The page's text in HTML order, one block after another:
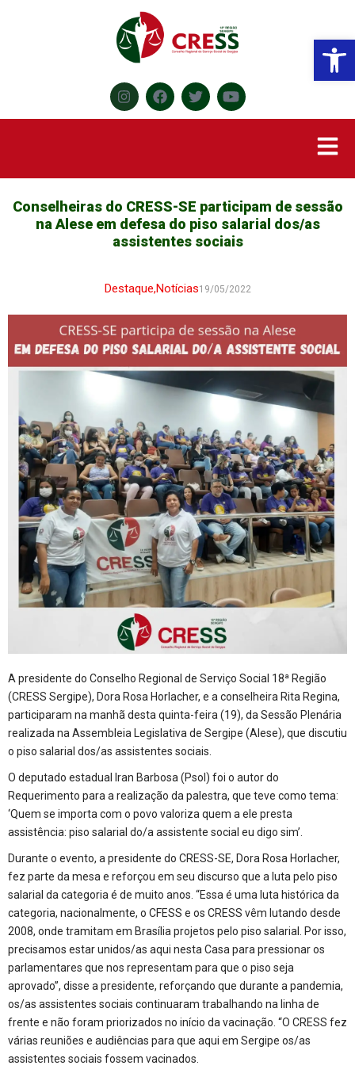
Conselheiras do CRESS-SE participam de sessão
na Alese em defesa do piso salarial dos/as
assistentes sociais
Destaque,Notícias19/05/2022
A presidente do Conselho Regional de Serviço Social 18ª Região
(CRESS Sergipe), Dora Rosa Horlacher, e a conselheira Rita Regina,
participaram na manhã desta quinta-feira (19), da Sessão Plenária
realizada na Assembleia Legislativa de Sergipe (Alese), que discutiu
o piso salarial dos/as assistentes sociais.
O deputado estadual Iran Barbosa (Psol) foi o autor do
Requerimento para a realização da palestra, que teve como tema:
‘Quem se importa com o povo valoriza quem a ele presta
assistência: piso salarial do/a assistente social eu digo sim’.
Durante o evento, a presidente do CRESS-SE, Dora Rosa Horlacher,
fez parte da mesa e reforçou em seu discurso que a luta pelo piso
salarial da categoria é de muito anos. “Essa é uma luta histórica da
categoria, nacionalmente, o CFESS e os CRESS vêm lutando desde
2008, onde tramitam em Brasília projetos pelo piso salarial. Por isso,
precisamos estar unidos/as aqui nesta Casa para pressionar os
parlamentares que nos representam para que o piso seja
aprovado”, disse a presidente, reforçando que durante a pandemia,
os/as assistentes sociais continuaram trabalhando na linha de
frente e não foram priorizados no início da vacinação. “O CRESS fez
várias reuniões e audiências para que aqui em Sergipe os/as
assistentes sociais fossem vacinados.